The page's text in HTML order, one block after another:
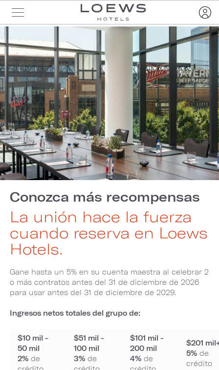
Conozca más recompensas
La unión hace la fuerza
cuando reserva en Loews
Hotels.
Gane hasta un 5% en su cuenta maestra al celebrar 2
o más contratos antes del 31 de diciembre de 2026
para usar antes del 31 de diciembre de 2029.
Ingresos netos totales del grupo de:
$10 mil -
50 mil
2% de
$51 mil -
100 mil
3% de
$101 mil -
200 mil
4% de
$201
5% de
crédito